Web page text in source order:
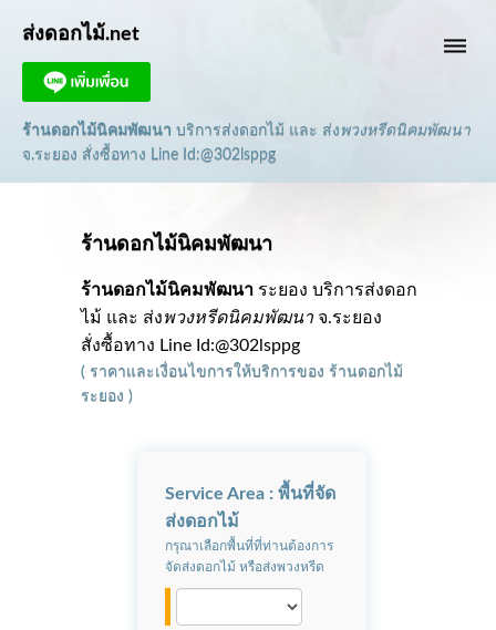
dehaze
ส่งดอกไม้.net
ร้านดอกไม้นิคมพัฒนา บริการส่งดอกไม้ และ ส่ง พวงหรีดนิคมพัฒนา
จ.ระยอง สั่งซื้อทาง Line Id:@302lsppg
ร้านดอกไม้นิคมพัฒนา
ร้านดอกไม้นิคมพัฒนา ระยอง บริการส่งดอก
ไม้ และ ส่งพวงหรีดนิคมพัฒนา จ.ระยอง
สั่งซื้อทาง Line Id:@302lsppg
( ราคาและเงื่อนไขการให้บริการของ ร้านดอกไม้
ระยอง )
Service Area : พื้นที่จัด
ส่งดอกไม้
กรุณาเลือกพื้นที่ที่ท่านต้องการ
จัดส่งดอกไม้ หรือส่งพวงหรีด